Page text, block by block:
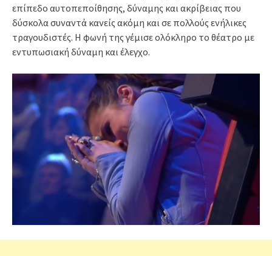
επίπεδο αυτοπεποίθησης, δύναμης και ακρίβειας που
δύσκολα συναντά κανείς ακόμη και σε πολλούς ενήλικες
τραγουδιστές. Η φωνή της γέμισε ολόκληρο το θέατρο με
εντυπωσιακή δύναμη και έλεγχο.